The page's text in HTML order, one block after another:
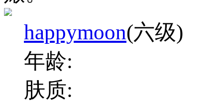
happymoon(六级)
年龄:
肤质: